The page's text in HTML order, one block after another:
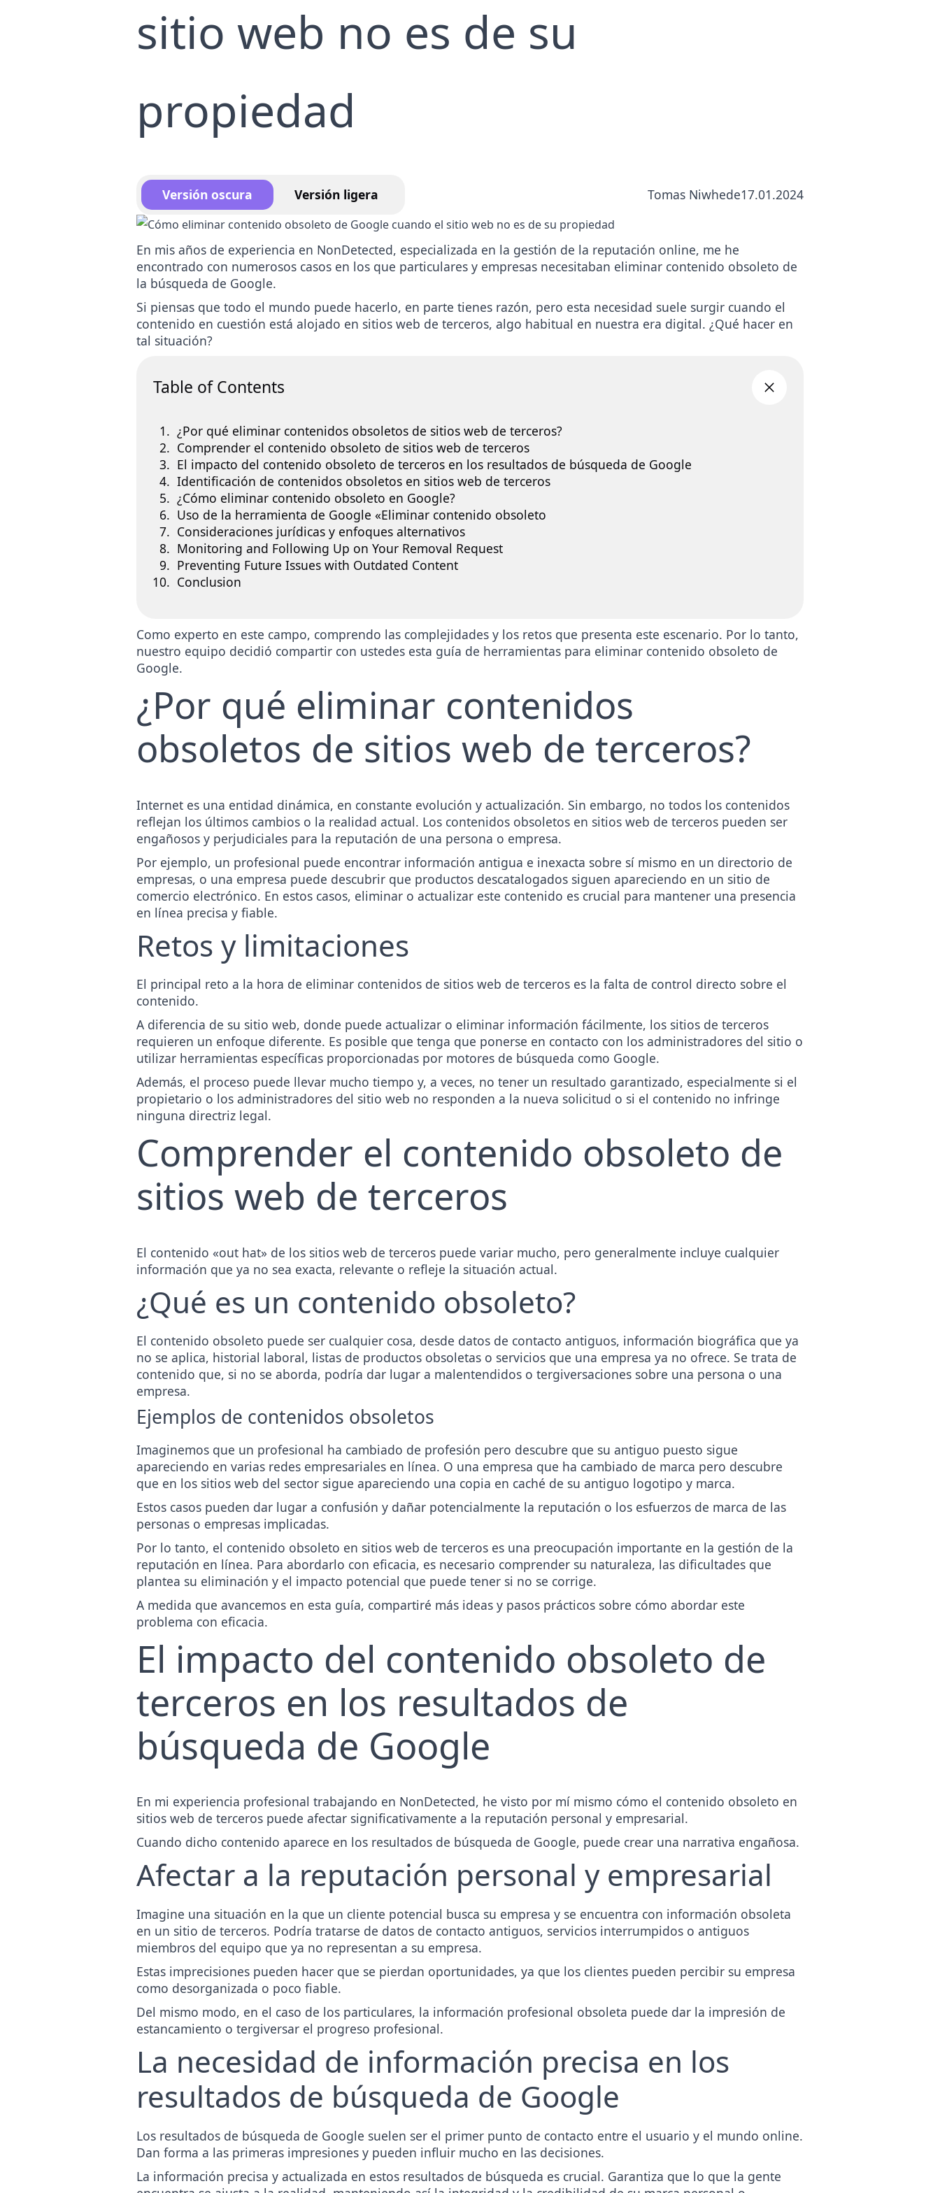
Servicio de retirada de
contenido para camgirls
sitio web no es de su
propiedad
Tomas Niwhede17.01.2024
Versión oscura Versión ligera
En mis años de experiencia en NonDetected, especializada en la gestión de la reputación online, me he
encontrado con numerosos casos en los que particulares y empresas necesitaban eliminar contenido obsoleto de
la búsqueda de Google.
Si piensas que todo el mundo puede hacerlo, en parte tienes razón, pero esta necesidad suele surgir cuando el
contenido en cuestión está alojado en sitios web de terceros, algo habitual en nuestra era digital. ¿Qué hacer en
tal situación?
Table of Contents
¿Por qué eliminar contenidos obsoletos de sitios web de terceros?
Comprender el contenido obsoleto de sitios web de terceros
El impacto del contenido obsoleto de terceros en los resultados de búsqueda de Google
Identificación de contenidos obsoletos en sitios web de terceros
¿Cómo eliminar contenido obsoleto en Google?
Uso de la herramienta de Google «Eliminar contenido obsoleto
Consideraciones jurídicas y enfoques alternativos
Monitoring and Following Up on Your Removal Request
Preventing Future Issues with Outdated Content
Conclusion
Como experto en este campo, comprendo las complejidades y los retos que presenta este escenario. Por lo tanto,
nuestro equipo decidió compartir con ustedes esta guía de herramientas para eliminar contenido obsoleto de
Google.
¿Por qué eliminar contenidos
obsoletos de sitios web de terceros?
Internet es una entidad dinámica, en constante evolución y actualización. Sin embargo, no todos los contenidos
reflejan los últimos cambios o la realidad actual. Los contenidos obsoletos en sitios web de terceros pueden ser
engañosos y perjudiciales para la reputación de una persona o empresa.
Por ejemplo, un profesional puede encontrar información antigua e inexacta sobre sí mismo en un directorio de
empresas, o una empresa puede descubrir que productos descatalogados siguen apareciendo en un sitio de
comercio electrónico. En estos casos, eliminar o actualizar este contenido es crucial para mantener una presencia
en línea precisa y fiable.
Retos y limitaciones
El principal reto a la hora de eliminar contenidos de sitios web de terceros es la falta de control directo sobre el
contenido.
A diferencia de su sitio web, donde puede actualizar o eliminar información fácilmente, los sitios de terceros
requieren un enfoque diferente. Es posible que tenga que ponerse en contacto con los administradores del sitio o
utilizar herramientas específicas proporcionadas por motores de búsqueda como Google.
Además, el proceso puede llevar mucho tiempo y, a veces, no tener un resultado garantizado, especialmente si el
propietario o los administradores del sitio web no responden a la nueva solicitud o si el contenido no infringe
ninguna directriz legal.
Comprender el contenido obsoleto de
sitios web de terceros
El contenido «out hat» de los sitios web de terceros puede variar mucho, pero generalmente incluye cualquier
información que ya no sea exacta, relevante o refleje la situación actual.
¿Qué es un contenido obsoleto?
El contenido obsoleto puede ser cualquier cosa, desde datos de contacto antiguos, información biográfica que ya
no se aplica, historial laboral, listas de productos obsoletas o servicios que una empresa ya no ofrece. Se trata de
contenido que, si no se aborda, podría dar lugar a malentendidos o tergiversaciones sobre una persona o una
empresa.
Ejemplos de contenidos obsoletos
Imaginemos que un profesional ha cambiado de profesión pero descubre que su antiguo puesto sigue
apareciendo en varias redes empresariales en línea. O una empresa que ha cambiado de marca pero descubre
que en los sitios web del sector sigue apareciendo una copia en caché de su antiguo logotipo y marca.
Estos casos pueden dar lugar a confusión y dañar potencialmente la reputación o los esfuerzos de marca de las
personas o empresas implicadas.
Por lo tanto, el contenido obsoleto en sitios web de terceros es una preocupación importante en la gestión de la
reputación en línea. Para abordarlo con eficacia, es necesario comprender su naturaleza, las dificultades que
plantea su eliminación y el impacto potencial que puede tener si no se corrige.
A medida que avancemos en esta guía, compartiré más ideas y pasos prácticos sobre cómo abordar este
problema con eficacia.
El impacto del contenido obsoleto de
terceros en los resultados de
búsqueda de Google
En mi experiencia profesional trabajando en NonDetected, he visto por mí mismo cómo el contenido obsoleto en
sitios web de terceros puede afectar significativamente a la reputación personal y empresarial.
Cuando dicho contenido aparece en los resultados de búsqueda de Google, puede crear una narrativa engañosa.
Afectar a la reputación personal y empresarial
Imagine una situación en la que un cliente potencial busca su empresa y se encuentra con información obsoleta
en un sitio de terceros. Podría tratarse de datos de contacto antiguos, servicios interrumpidos o antiguos
miembros del equipo que ya no representan a su empresa.
Estas imprecisiones pueden hacer que se pierdan oportunidades, ya que los clientes pueden percibir su empresa
como desorganizada o poco fiable.
Del mismo modo, en el caso de los particulares, la información profesional obsoleta puede dar la impresión de
estancamiento o tergiversar el progreso profesional.
La necesidad de información precisa en los
resultados de búsqueda de Google
Los resultados de búsqueda de Google suelen ser el primer punto de contacto entre el usuario y el mundo online.
Dan forma a las primeras impresiones y pueden influir mucho en las decisiones.
La información precisa y actualizada en estos resultados de búsqueda es crucial. Garantiza que lo que la gente